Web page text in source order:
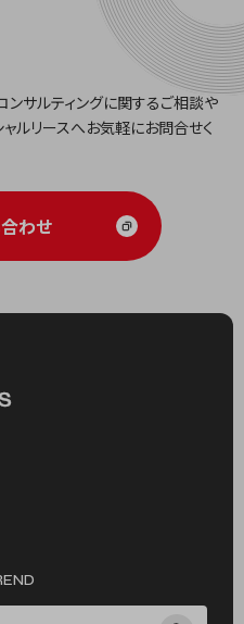
サルティングに関するご相談や
ルリースへお気軽にお問合せく
わせ